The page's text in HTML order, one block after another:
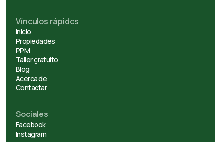
Vínculos rápidos
Inicio
Propiedades
PPM
Taller gratuito
Blog
Acerca de
Contactar
Sociales
Facebook
Instagram